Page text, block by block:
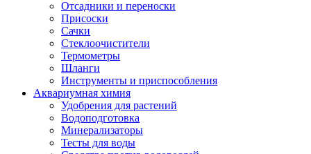
Отсадники и переноски
Присоски
Сачки
Стеклоочистители
Термометры
Шланги
Инструменты и приспособления
Аквариумная химия
Удобрения для растений
Водоподготовка
Минерализаторы
Тесты для воды